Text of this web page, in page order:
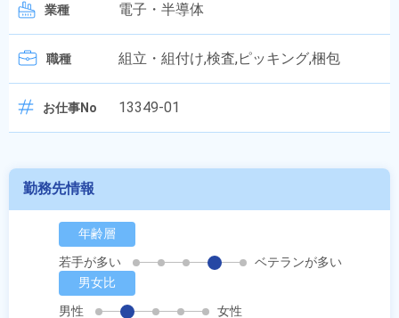
業種 電子・半導体
職種 組立・組付け,検査,ピッキング,梱包
お仕事No 13349-01
勤務先情報
年齢層
若手が多い
ベテランが多い
男女比
男性
女性